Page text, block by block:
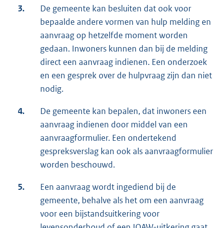
3.
De gemeente kan besluiten dat ook voor
bepaalde andere vormen van hulp melding en
aanvraag op hetzelfde moment worden
gedaan. Inwoners kunnen dan bij de melding
direct een aanvraag indienen. Een onderzoek
en een gesprek over de hulpvraag zijn dan niet
nodig.
4.
De gemeente kan bepalen, dat inwoners een
aanvraag indienen door middel van een
aanvraagformulier. Een ondertekend
gespreksverslag kan ook als aanvraagformulier
worden beschouwd.
5.
Een aanvraag wordt ingediend bij de
gemeente, behalve als het om een aanvraag
voor een bijstandsuitkering voor